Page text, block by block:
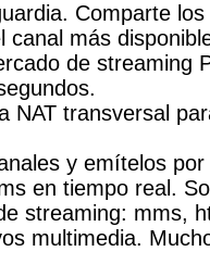
Comparte
canal más
de streaming
NAT transversal
y emítelos
en tiempo real.
streaming: mms,
multimedia.